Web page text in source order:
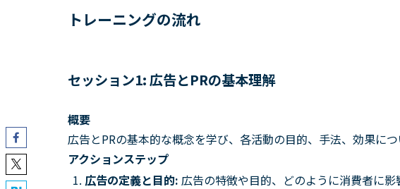
トレーニングの流れ
セッション1: 広告とPRの基本理解
概要
広告とPRの基本的な概念を学び、各活動の目的、手法、効果につ
アクションステップ
広告の定義と目的: 広告の特徴や目的、どのように消費者に影